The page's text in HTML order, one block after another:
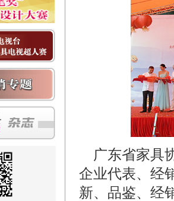
广东省家具
企业代表、经
新、品鉴、经